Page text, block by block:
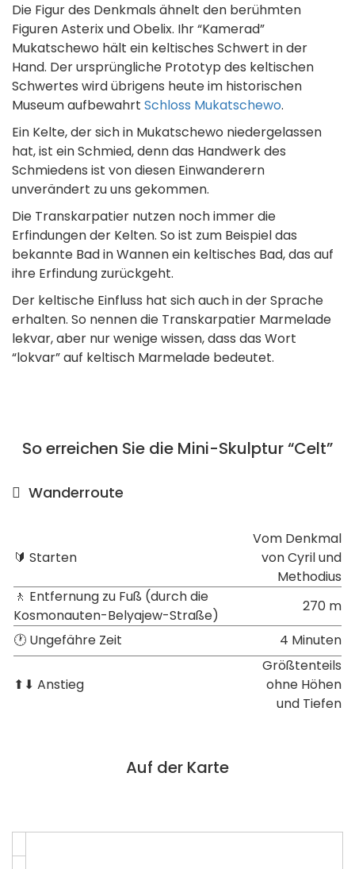
Die Figur des Denkmals ähnelt den berühmten
Figuren Asterix und Obelix. Ihr “Kamerad”
Mukatschewo hält ein keltisches Schwert in der
Hand. Der ursprüngliche Prototyp des keltischen
Schwertes wird übrigens heute im historischen
Museum aufbewahrt Schloss Mukatschewo.
Ein Kelte, der sich in Mukatschewo niedergelassen
hat, ist ein Schmied, denn das Handwerk des
Schmiedens ist von diesen Einwanderern
unverändert zu uns gekommen.
Die Transkarpatier nutzen noch immer die
Erfindungen der Kelten. So ist zum Beispiel das
bekannte Bad in Wannen ein keltisches Bad, das auf
ihre Erfindung zurückgeht.
Der keltische Einfluss hat sich auch in der Sprache
erhalten. So nennen die Transkarpatier Marmelade
lekvar, aber nur wenige wissen, dass das Wort
“lokvar” auf keltisch Marmelade bedeutet.
So erreichen Sie die Mini-Skulptur “Celt”
Wanderroute
🔰 Starten
Vom Denkmal
von Cyril und
Methodius
🚶 Entfernung zu Fuß (durch die
Kosmonauten-Belyajew-Straße)
270 m
🕐 Ungefähre Zeit
4 Minuten
⬆⬇ Anstieg
Größtenteils
ohne Höhen
und Tiefen
Auf der Karte